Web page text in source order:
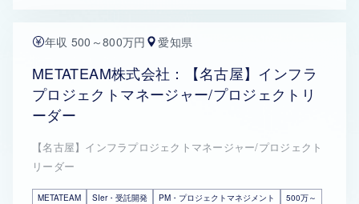
年収 500～800万円 愛知県
METATEAM株式会社：【名古屋】インフラ
プロジェクトマネージャー/プロジェクトリ
ーダー
【名古屋】インフラプロジェクトマネージャー/プロジェクト
リーダー
METATEAM SIer・受託開発 PM・プロジェクトマネジメント 500万～